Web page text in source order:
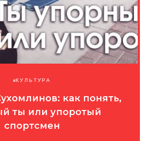
КУЛЬТУРА
как понять,
ты или упоротый
спортсмен